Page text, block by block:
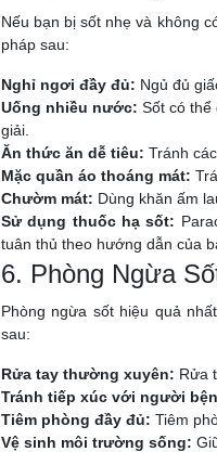
Nếu bạn bị sốt nhẹ và không
pháp sau:
Nghỉ ngơi đầy đủ: Ngủ đủ
Uống nhiều nước: Sốt có
giải.
Ăn thức ăn dễ tiêu: Tránh
Mặc quần áo thoáng mát:
Chườm mát: Dùng khăn ấm
Sử dụng thuốc hạ sốt:
tuân thủ theo hướng dẫn của
6. Phòng Ngừa
Phòng ngừa sốt hiệu quả
sau:
Rửa tay thường xuyên: Rửa
Tránh tiếp xúc với người
Tiêm phòng đầy đủ: Tiêm
Vệ sinh môi trường sống: